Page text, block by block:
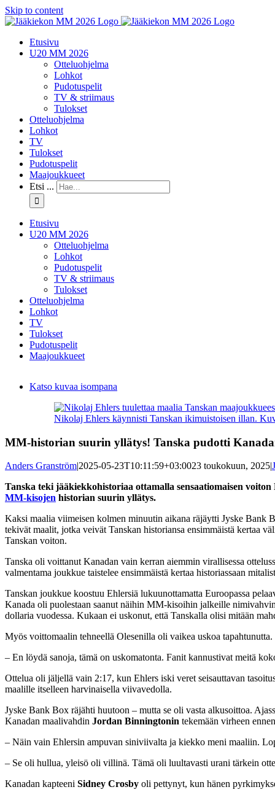
Skip to content
Etusivu
U20 MM 2026
Otteluohjelma
Lohkot
Pudotuspelit
TV & striimaus
Tulokset
Otteluohjelma
Lohkot
TV
Tulokset
Pudotuspelit
Maajoukkueet
Etsi ...
Etusivu
U20 MM 2026
Otteluohjelma
Lohkot
Pudotuspelit
TV & striimaus
Tulokset
Otteluohjelma
Lohkot
TV
Tulokset
Pudotuspelit
Maajoukkueet
Katso kuvaa isompana
Nikolaj Ehlers käynnisti Tanskan ikimuistoisen illan.
MM-historian suurin yllätys! Tanska pudotti
Anders Granström|2025-05-23T10:11:59+03:0023 toukokuun, 2025|
Tanska teki jääkiekkohistoriaa ottamalla sensaatiomaisen
MM-kisojen historian suurin yllätys.
Kaksi maalia viimeisen kolmen minuutin aikana räjäytti Jyske Bank
tekivät maalit, jotka veivät Tanskan historiansa ensimmäistä kertaa
Tanskan voiton.
Tanska oli voittanut Kanadan vain kerran aiemmin virallisessa
valmentama joukkue taistelee ensimmäistä kertaa historiassaan
Tanskan joukkue koostuu Ehlersiä lukuunottamatta Euroopassa
Kanada oli puolestaan saanut näihin MM-kisoihin jalkeille
dollaria vuodessa. Kukaan ei uskonut, että Tanskalla olisi mitään
Myös voittomaalin tehneellä Olesenilla oli vaikea uskoa tapahtunutta.
– En löydä sanoja, tämä on uskomatonta. Fanit kannustivat meitä
Ottelua oli jäljellä vain 2:17, kun Ehlers iski veret seisauttavan
maalille itselleen harvinaisella viivavedolla.
Jyske Bank Box räjähti huutoon – mutta se oli vasta alkusoittoa.
Kanadan maalivahdin Jordan Binningtonin tekemään virheen
– Näin vain Ehlersin ampuvan siniviivalta ja kiekko meni maaliin.
– Se oli hullua, yleisö oli villinä. Tämä oli luultavasti urani tärkein
Kanadan kapteeni Sidney Crosby oli pettynyt, kun hänen